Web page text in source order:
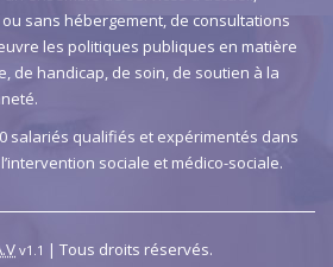
sans hébergement, de consultations
les politiques publiques en matière
de handicap, de soin, de soutien à la
salariés qualifiés et expérimentés dans
sociale et médico-sociale.
v1.1 | Tous droits réservés.